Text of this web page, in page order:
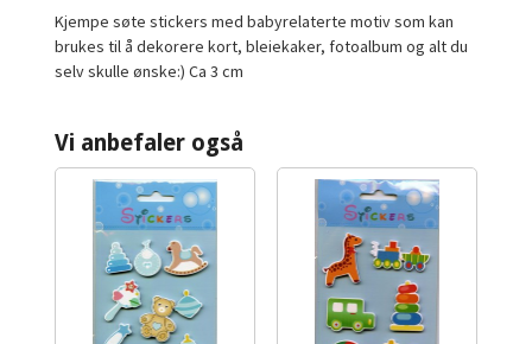
Kjempe søte stickers med babyrelaterte motiv som kan
brukes til å dekorere kort, bleiekaker, fotoalbum og alt du
selv skulle ønske:) Ca 3 cm
Vi anbefaler også